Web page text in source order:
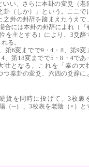
い、さらに本卦の変爻（老
卦（しか）」という。ここで
之卦の卦辞を踏まえたうえで
合には本卦の卦辞によれ（『
を主とする）により、3爻辞
る。
第6変までで9・4・8、第9変
、第18変までで5・8・4であ
壮となる。これを「泰の大
つ泰卦の変爻、六四の爻辞に
貨を同時に投げて、3枚裏
（─）、3枚表を老陰（×）と